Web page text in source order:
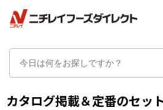
カタログ掲載＆定番のセッ